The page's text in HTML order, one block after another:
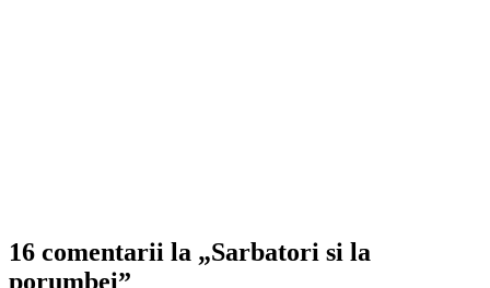
16 comentarii la „Sarbatori si la
porumbei”